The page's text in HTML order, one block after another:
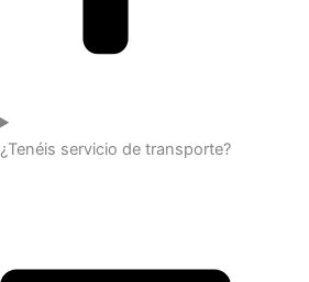
¿Tenéis servicio de transporte?